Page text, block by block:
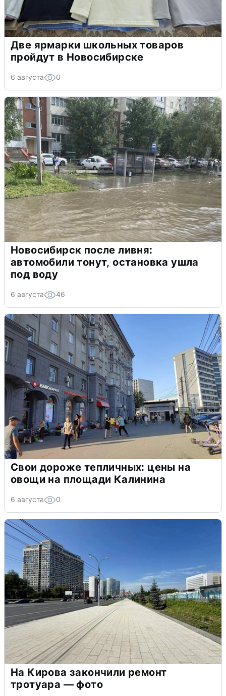
Две ярмарки школьных товаров
пройдут в Новосибирске
6 августа 0
Новосибирск после ливня:
автомобили тонут, остановка ушла
под воду
6 августа 46
Свои дороже тепличных: цены на
овощи на площади Калинина
6 августа 0
На Кирова закончили ремонт
тротуара — фото